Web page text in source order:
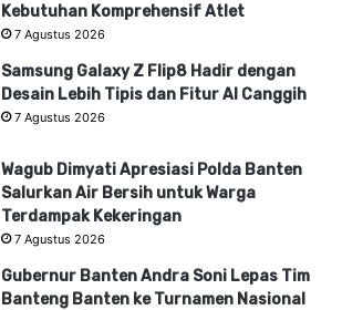
Kebutuhan Komprehensif Atlet
7 Agustus 2026
Samsung Galaxy Z Flip8 Hadir dengan
Desain Lebih Tipis dan Fitur AI Canggih
7 Agustus 2026
Wagub Dimyati Apresiasi Polda Banten
Salurkan Air Bersih untuk Warga
Terdampak Kekeringan
7 Agustus 2026
Gubernur Banten Andra Soni Lepas Tim
Banteng Banten ke Turnamen Nasional